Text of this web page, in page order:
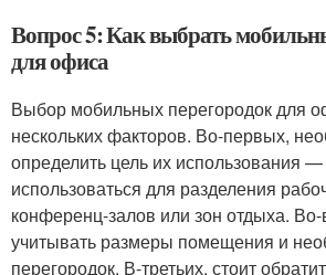
Вопрос 5: Как выбрать
для офиса
Выбор мобильных перегородок для
нескольких факторов. Во-первых,
определить цель их использования —
использоваться для разделения
конференц-залов или зон отдыха.
учитывать размеры помещения и
перегородок. В-третьих, стоит